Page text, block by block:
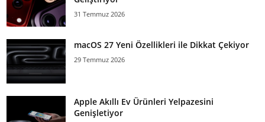
31 Temmuz 2026
macOS 27 Yeni Özellikleri ile Dikkat Çekiyor
29 Temmuz 2026
Apple Akıllı Ev Ürünleri Yelpazesini
Genişletiyor